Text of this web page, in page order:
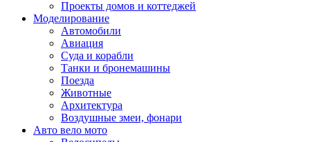
Проекты домов и коттеджей
Моделирование
Автомобили
Авиация
Суда и корабли
Танки и бронемашины
Поезда
Животные
Архитектура
Воздушные змеи, фонари
Авто вело мото